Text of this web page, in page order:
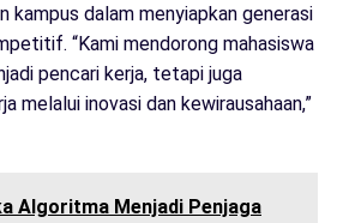
kampus dalam menyiapkan generasi
“Kami mendorong mahasiswa
pencari kerja, tetapi juga
melalui inovasi dan kewirausahaan,”
Algoritma Menjadi Penjaga